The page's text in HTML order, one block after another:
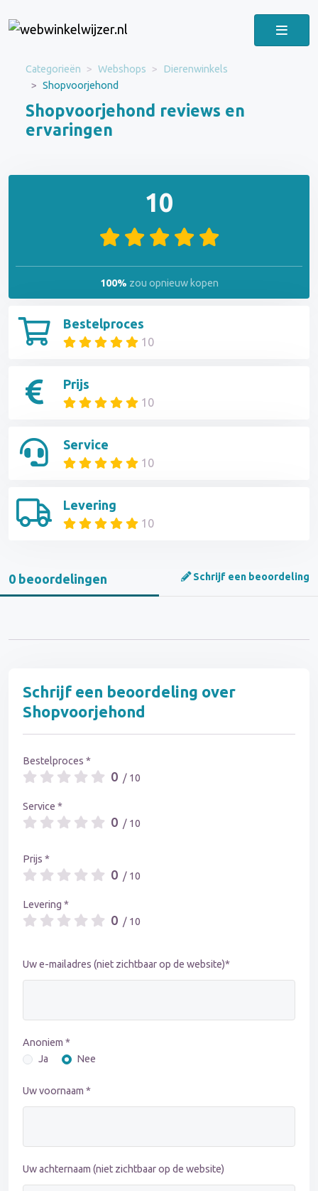
Categorieën Webshops
Dierenwinkels
Shopvoorjehond
Shopvoorjehond reviews en
ervaringen
Bestelproces
10
Prijs
10
Service
10
Levering
10
10
100% zou opnieuw kopen
0 beoordelingen Schrijf een beoordeling
Schrijf een beoordeling over
Shopvoorjehond
Bestelproces *
0 / 10
Service *
0 / 10
Prijs *
0 / 10
Levering *
0 / 10
Uw e-mailadres (niet zichtbaar op de website)*
Anoniem *
Ja
Nee
Uw voornaam *
Uw achternaam (niet zichtbaar op de website)